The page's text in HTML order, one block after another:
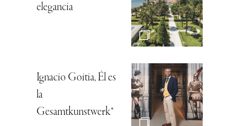
elegancia
Ignacio Goitia, Él es
la
Gesamtkunstwerk*